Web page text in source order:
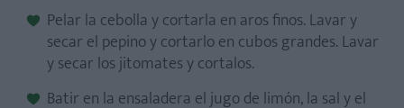
Pelar la cebolla y cortarla en aros finos. Lavar y
secar el pepino y cortarlo en cubos grandes. Lavar
y secar los jitomates y cortalos.
Batir en la ensaladera el jugo de limón, la sal y el